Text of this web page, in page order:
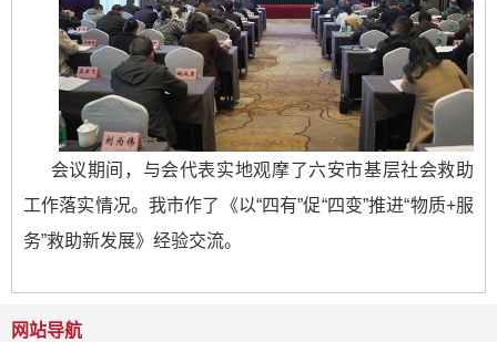
会议期间，与会代表实地观摩了六安市基层社会救助
工作落实情况。我市作了《以“四有”促“四变”推进“物质+服
务”救助新发展》经验交流。
网站导航